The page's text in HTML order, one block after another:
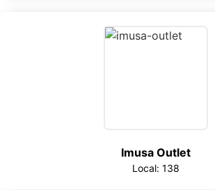
Imusa Outlet
Local: 138